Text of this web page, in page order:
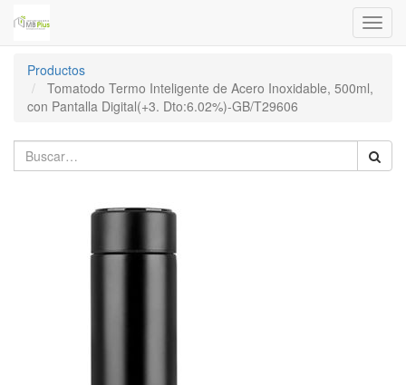
Menú
de
Productos
Tomatodo Termo Inteligente de Acero Inoxidable, 500ml,
con Pantalla Digital(+3. Dto:6.02%)-GB/T29606